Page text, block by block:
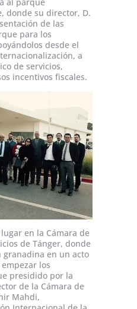
al parque
donde su director, D.
de las
para los
desde el
a
de servicios,
incentivos fiscales.
en la Cámara de
de Tánger, donde
en un acto
los
presidido por la
de la Cámara de
Mahdi,